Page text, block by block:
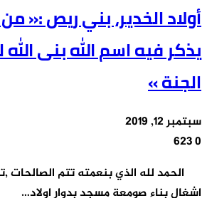
أولاد الخدير، بني ريص :«
يذكر فيه اسم الله بنى
الجنة »
سبتمبر 12, 2019
0
الحمد لله الذي بنعمته تتم الصالحات
اشغال بناء صومعة مسجد بدوار اولاد…